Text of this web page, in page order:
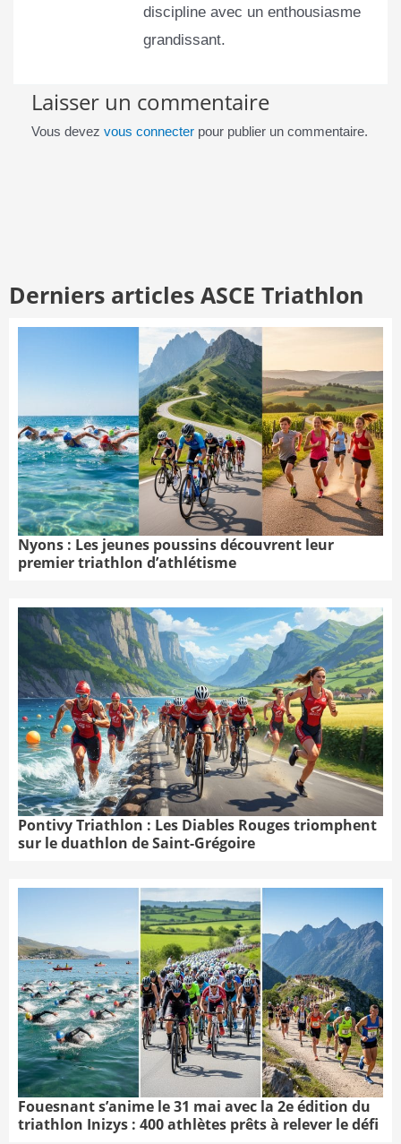
discipline avec un enthousiasme
grandissant.
Laisser un commentaire
Vous devez vous connecterpour publier un commentaire.
Derniers articles ASCE Triathlon
Nyons : Les jeunes poussins découvrent leur
premier triathlon d’athlétisme
Pontivy Triathlon : Les Diables Rouges triomphent
sur le duathlon de Saint-Grégoire
Fouesnant s’anime le 31 mai avec la 2e édition du
triathlon Inizys : 400 athlètes prêts à relever le défi